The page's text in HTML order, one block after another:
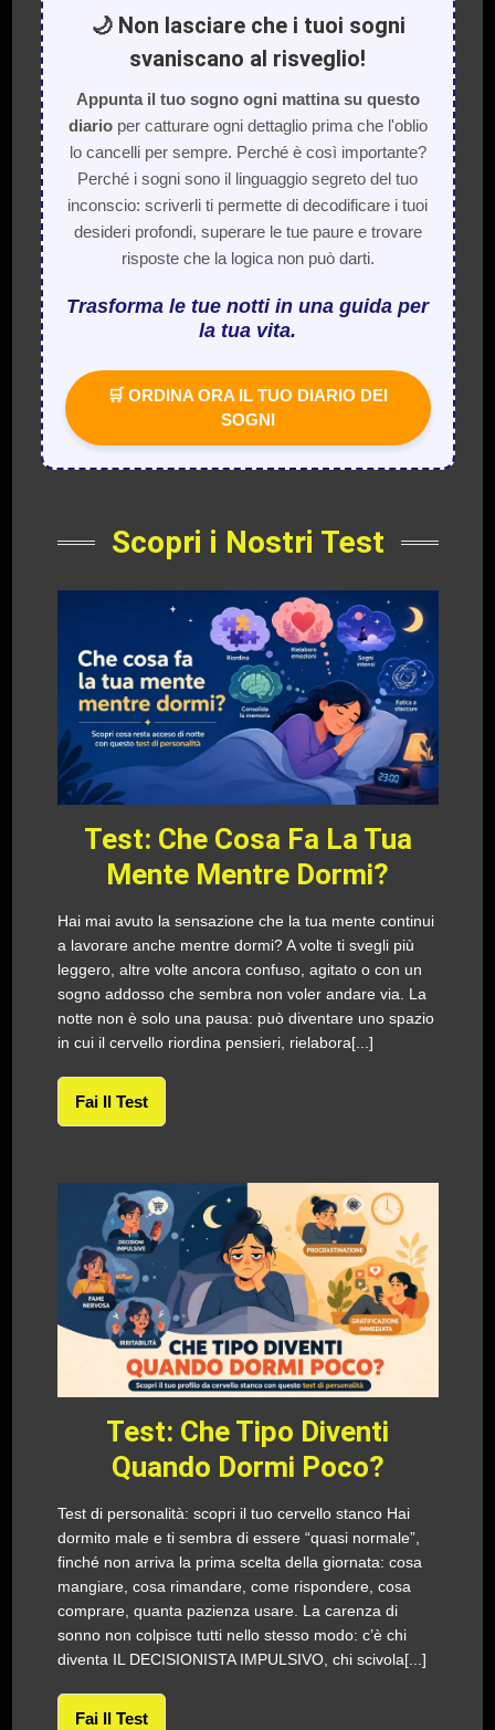
🌙 Non lasciare che i tuoi sogni
svaniscano al risveglio!
Appunta il tuo sogno ogni mattina su questo
diarioper catturare ogni dettaglio prima che l'oblio
lo cancelli per sempre. Perché è così importante?
Perché i sogni sono il linguaggio segreto del tuo
inconscio: scriverli ti permette di decodificare i tuoi
desideri profondi, superare le tue paure e trovare
risposte che la logica non può darti.
Trasforma le tue notti in una guida per
la tua vita.
🛒 ORDINA ORA IL TUO DIARIO DEI
SOGNI
Scopri i Nostri Test
Test: Che Cosa Fa La Tua
Mente Mentre Dormi?
Hai mai avuto la sensazione che la tua mente continui
a lavorare anche mentre dormi? A volte ti svegli più
leggero, altre volte ancora confuso, agitato o con un
sogno addosso che sembra non voler andare via. La
notte non è solo una pausa: può diventare uno spazio
in cui il cervello riordina pensieri, rielabora[...]
Fai Il Test
Test: Che Tipo Diventi
Quando Dormi Poco?
Test di personalità: scopri il tuo cervello stanco Hai
dormito male e ti sembra di essere “quasi normale”,
finché non arriva la prima scelta della giornata: cosa
mangiare, cosa rimandare, come rispondere, cosa
comprare, quanta pazienza usare. La carenza di
sonno non colpisce tutti nello stesso modo: c’è chi
diventa IL DECISIONISTA IMPULSIVO, chi scivola[...]
Fai Il Test